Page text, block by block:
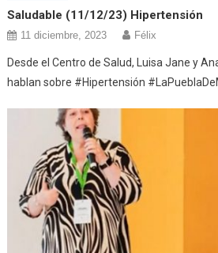
Saludable (11/12/23) Hipertensión
11 diciembre, 2023 Félix
Desde el Centro de Salud, Luisa Jane y
hablan sobre #Hipertensión